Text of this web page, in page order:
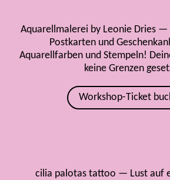
Aquarellmalerei by Leonie Dries
Postkarten und
Aquarellfarben und Stempeln!
keine Grenzen
Workshop-Ticket
cilia palotas tattoo — Lust auf